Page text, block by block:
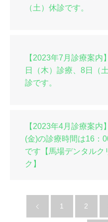
（土）休診です。
【2023年7月診療案内
日（木）診療、8日（
診です。
【2023年4月診療案内
(金)の診療時間は16：
です【馬場デンタルク
ク】
1 2